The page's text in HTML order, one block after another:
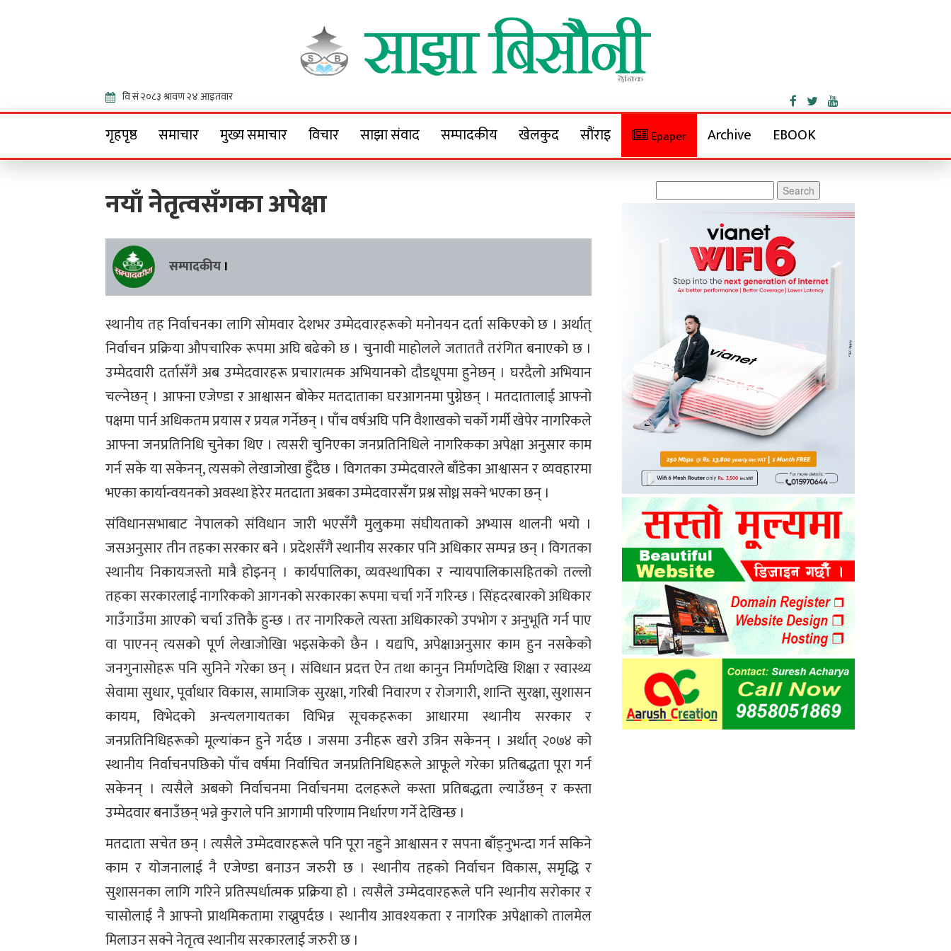
Sajha Bisaunee
गृहपृष्ठ समाचार मुख्य समाचार विचार साझा संवाद सम्पादकीय खेलकुद सौंराइ Epaper Archive EBOOK
नयाँ नेतृत्वसँगका अपेक्षा
सम्पादकीय ।
स्थानीय तह निर्वाचनका लागि सोमवार देशभर उम्मेदवारहरूको मनोनयन दर्ता सकिएको छ । अर्थात्
निर्वाचन प्रक्रिया औपचारिक रूपमा अघि बढेको छ । चुनावी माहोलले जताततै तरंगित बनाएको छ ।
उम्मेदवारी दर्तासँगै अब उम्मेदवारहरू प्रचारात्मक अभियानको दौडधूपमा हुनेछन् । घरदैलो अभियान
चल्नेछन् । आफ्ना एजेण्डा र आश्वासन बोकेर मतदाताका घरआगनमा पुग्नेछन् । मतदातालाई आफ्नो
पक्षमा पार्न अधिकतम प्रयास र प्रयत्न गर्नेछन् । पाँच वर्षअघि पनि वैशाखको चर्को गर्मी खेपेर नागरिकले
आफ्ना जनप्रतिनिधि चुनेका थिए । त्यसरी चुनिएका जनप्रतिनिधिले नागरिकका अपेक्षा अनुसार काम
गर्न सके या सकेनन्, त्यसको लेखाजोखा हुँदैछ । विगतका उम्मेदवारले बाँडेका आश्वासन र व्यवहारमा
भएका कार्यान्वयनको अवस्था हेरेर मतदाता अबका उम्मेदवारसँग प्रश्न सोध्न सक्ने भएका छन् ।
संविधानसभाबाट नेपालको संविधान जारी भएसँगै मुलुकमा संघीयताको अभ्यास थालनी भयो ।
जसअनुसार तीन तहका सरकार बने । प्रदेशसँगै स्थानीय सरकार पनि अधिकार सम्पन्न छन् । विगतका
स्थानीय निकायजस्तो मात्रै होइनन् । कार्यपालिका, व्यवस्थापिका र न्यायपालिकासहितको तल्लो
तहका सरकारलाई नागरिकको आगनको सरकारका रूपमा चर्चा गर्ने गरिन्छ । सिंहदरबारको अधिकार
गाउँगाउँमा आएको चर्चा उत्तिकै हुन्छ । तर नागरिकले त्यस्ता अधिकारको उपभोग र अनुभूति गर्न पाए
वा पाएनन् त्यसको पूर्ण लेखाजोखिा भइसकेको छैन । यद्यपि, अपेक्षाअनुसार काम हुन नसकेको
जनगुनासोहरू पनि सुनिने गरेका छन् । संविधान प्रदत्त ऐन तथा कानुन निर्माणदेखि शिक्षा र स्वास्थ्य
सेवामा सुधार, पूर्वाधार विकास, सामाजिक सुरक्षा, गरिबी निवारण र रोजगारी, शान्ति सुरक्षा, सुशासन
कायम, विभेदको अन्त्यलगायतका विभिन्न सूचकहरूका आधारमा स्थानीय सरकार र
जनप्रतिनिधिहरूको मूल्यांकन हुने गर्दछ । जसमा उनीहरू खरो उत्रिन सकेनन् । अर्थात् २०७४ को
स्थानीय निर्वाचनपछिको पाँच वर्षमा निर्वाचित जनप्रतिनिधिहरूले आफूले गरेका प्रतिबद्धता पूरा गर्न
सकेनन् । त्यसैले अबको निर्वाचनमा निर्वाचनमा दलहरूले कस्ता प्रतिबद्धता ल्याउँछन् र कस्ता
उम्मेदवार बनाउँछन् भन्ने कुराले पनि आगामी परिणाम निर्धारण गर्ने देखिन्छ ।
मतदाता सचेत छन् । त्यसैले उम्मेदवारहरूले पनि पूरा नहुने आश्वासन र सपना बाँड्नुभन्दा गर्न सकिने
काम र योजनालाई नै एजेण्डा बनाउन जरुरी छ । स्थानीय तहको निर्वाचन विकास, समृद्धि र
सुशासनका लागि गरिने प्रतिस्पर्धात्मक प्रक्रिया हो । त्यसैले उम्मेदवारहरूले पनि स्थानीय सरोकार र
चासोलाई नै आफ्नो प्राथमिकतामा राख्नुपर्दछ । स्थानीय आवश्यकता र नागरिक अपेक्षाको तालमेल
मिलाउन सक्ने नेतृत्व स्थानीय सरकारलाई जरुरी छ ।
for: